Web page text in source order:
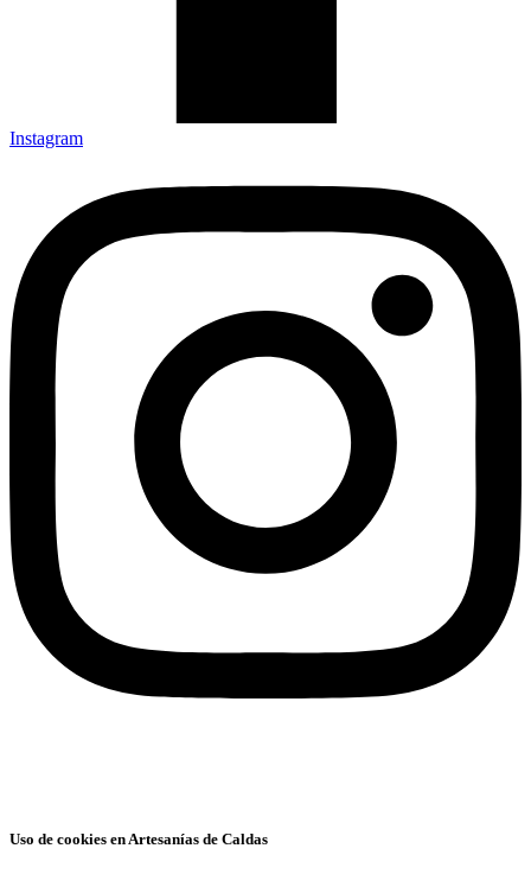
Instagram
Uso de cookies en Artesanías de Caldas